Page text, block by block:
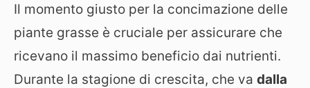
Il momento giusto per la concimazione delle
piante grasse è cruciale per assicurare che
ricevano il massimo beneficio dai nutrienti.
Durante la stagione di crescita, che va dalla